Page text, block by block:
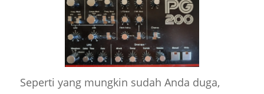
Seperti yang mungkin sudah Anda duga,